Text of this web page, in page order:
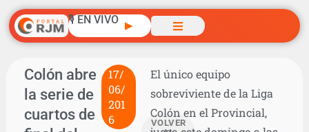
🎙️ EN VIVO ▶
Colón abre
la serie de
cuartos de
17/
06/
201
6
VOLVER
El único equipo
sobreviviente de la Liga
Colón en el Provincial,